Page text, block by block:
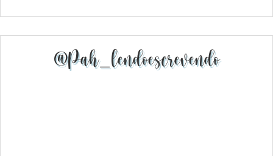
@pah_lendoescrevendo